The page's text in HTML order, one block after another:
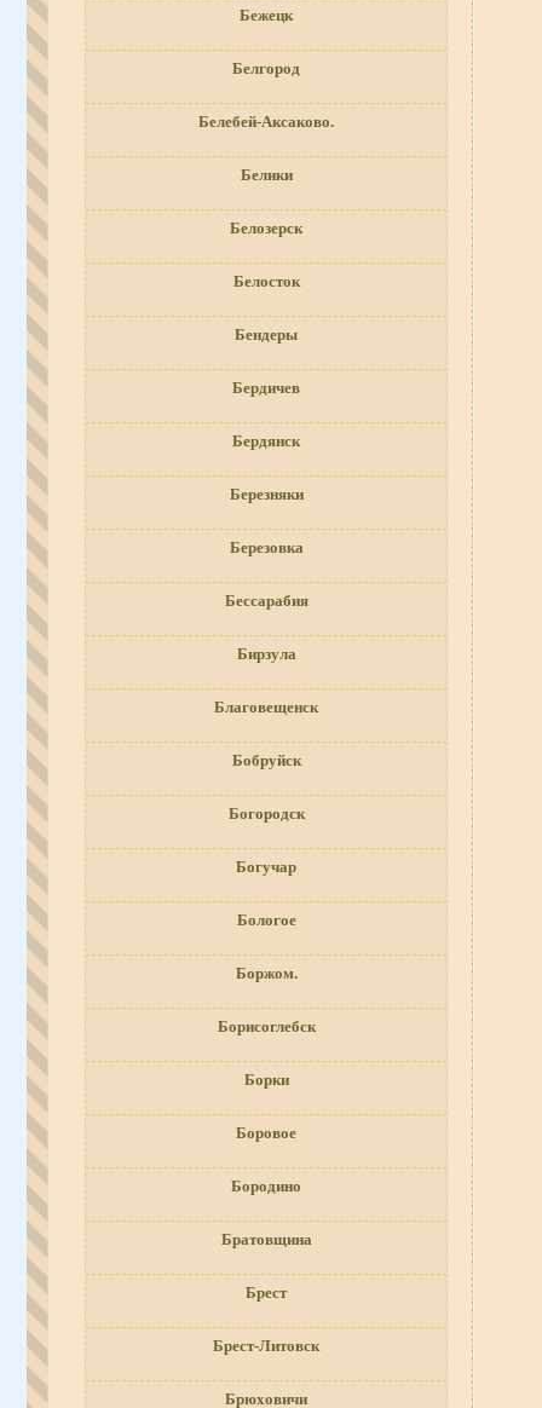
Бежецк
Белгород
Белебей-Аксаково.
Белики
Белозерск
Белосток
Бендеры
Бердичев
Бердянск
Березняки
Березовка
Бессарабия
Бирзула
Благовещенск
Бобруйск
Богородск
Богучар
Бологое
Боржом.
Борисоглебск
Борки
Боровое
Бородино
Братовщина
Брест
Брест-Литовск
Брюховичи